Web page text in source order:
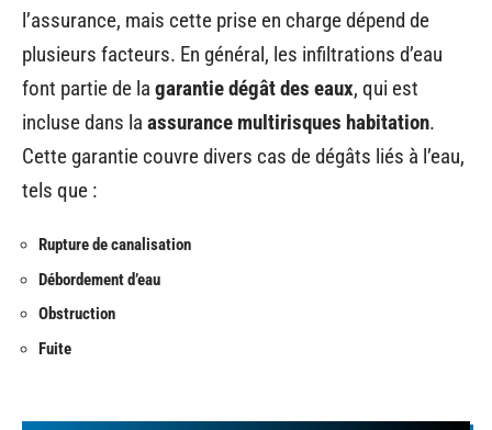
l’assurance, mais cette prise en charge dépend de
plusieurs facteurs. En général, les infiltrations d’eau
font partie de la garantie dégât des eaux, qui est
incluse dans la assurance multirisques habitation.
Cette garantie couvre divers cas de dégâts liés à l’eau,
tels que :
Rupture de canalisation
Débordement d’eau
Obstruction
Fuite